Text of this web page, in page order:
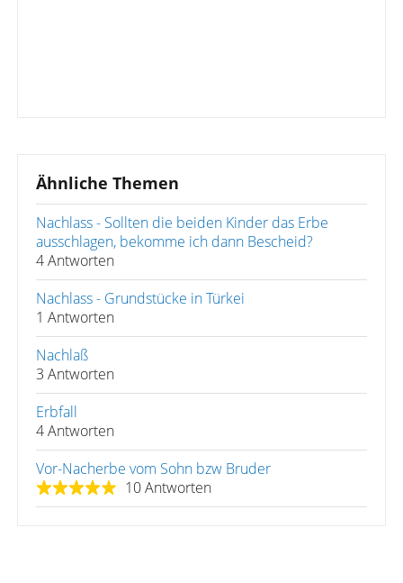
Ähnliche Themen
Nachlass - Sollten die beiden Kinder das Erbe
ausschlagen, bekomme ich dann Bescheid?
4 Antworten
Nachlass - Grundstücke in Türkei
1 Antworten
Nachlaß
3 Antworten
Erbfall
4 Antworten
Vor-Nacherbe vom Sohn bzw Bruder
10 Antworten